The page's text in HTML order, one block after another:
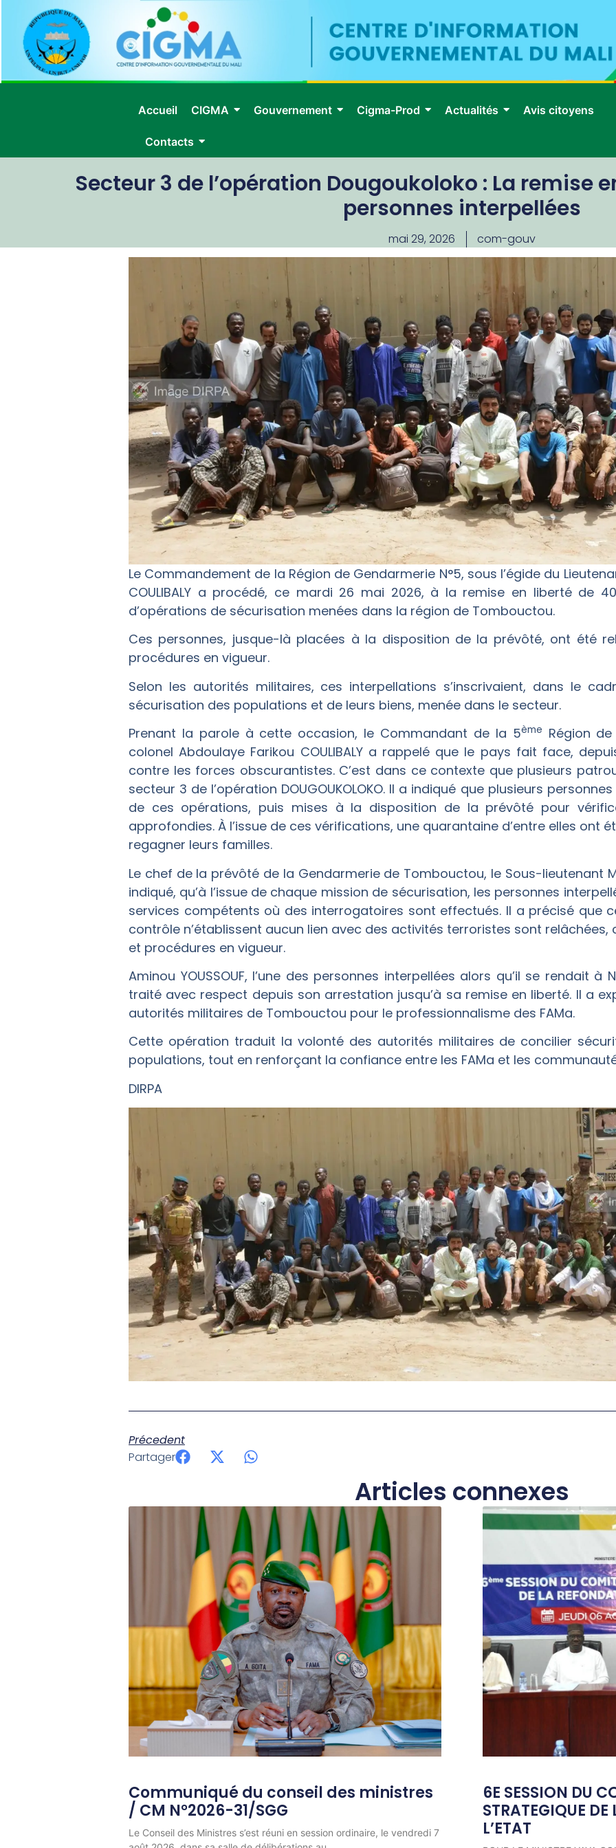
Accueil CIGMA Gouvernement Cigma-Prod Actualités Avis citoyens
Contacts
Secteur 3 de l’opération Dougoukoloko : La remise
personnes interpellées
mai 29, 2026 com-gouv
Le Commandement de la Région de Gendarmerie N°5, sous l’égide du
COULIBALY a procédé, ce mardi 26 mai 2026, à la remise en liberté de
d’opérations de sécurisation menées dans la région de Tombouctou.
Ces personnes, jusque-là placées à la disposition de la prévôté, ont été
procédures en vigueur.
Selon les autorités militaires, ces interpellations s’inscrivaient, dans le
sécurisation des populations et de leurs biens, menée dans le secteur.
Prenant la parole à cette occasion, le Commandant de la 5ème Région
colonel Abdoulaye Farikou COULIBALY a rappelé que le pays fait face,
contre les forces obscurantistes. C’est dans ce contexte que plusieurs
secteur 3 de l’opération DOUGOUKOLOKO. Il a indiqué que plusieurs
de ces opérations, puis mises à la disposition de la prévôté pour
approfondies. À l’issue de ces vérifications, une quarantaine d’entre elles ont
regagner leurs familles.
Le chef de la prévôté de la Gendarmerie de Tombouctou, le Sous-lieutenant
indiqué, qu’à l’issue de chaque mission de sécurisation, les personnes
services compétents où des interrogatoires sont effectués. Il a précisé que
contrôle n’établissent aucun lien avec des activités terroristes sont
et procédures en vigueur.
Aminou YOUSSOUF, l’une des personnes interpellées alors qu’il se rendait
traité avec respect depuis son arrestation jusqu’à sa remise en liberté. Il a
autorités militaires de Tombouctou pour le professionnalisme des FAMa.
Cette opération traduit la volonté des autorités militaires de concilier
populations, tout en renforçant la confiance entre les FAMa et les
DIRPA
Précedent
Partager
Articles connexes
Communiqué du conseil des ministres
/ CM N°2026-31/SGG
Le Conseil des Ministres s’est réuni en session ordinaire, le vendredi 7
6E SESSION DU
STRATEGIQUE
L’ETAT